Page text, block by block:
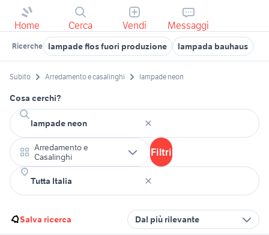
Home Cerca Vendi Messaggi
Ricerche lampade flos fuori produzione lampada bauhaus
Subito Arredamento e casalinghi lampade neon
Cosa cerchi?
Arredamento e
Casalinghi
Filtri
Salva ricerca Dal più rilevante